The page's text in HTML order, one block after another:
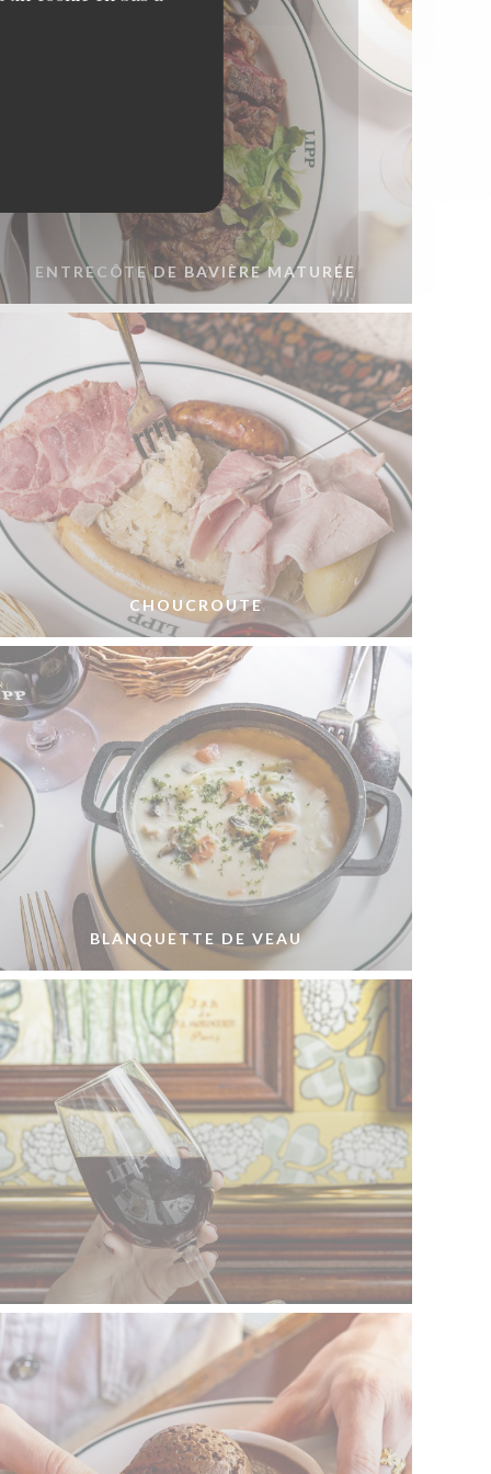
ENTRECÔTE DE BAVIÈRE MATURÉE
CHOUCROUTE
BLANQUETTE DE VEAU